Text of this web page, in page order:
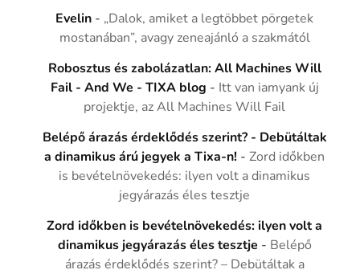
Evelin - „Dalok, amiket a legtöbbet pörgetek
mostanában”, avagy zeneajánló a szakmától
Robosztus és zabolázatlan: All Machines Will
Fail - And We - TIXA blog - Itt van iamyank új
projektje, az All Machines Will Fail
Belépő árazás érdeklődés szerint? - Debütáltak
a dinamikus árú jegyek a Tixa-n! -Zord időkben
is bevételnövekedés: ilyen volt a dinamikus
jegyárazás éles tesztje
Zord időkben is bevételnövekedés: ilyen volt a
dinamikus jegyárazás éles tesztje - Belépő
árazás érdeklődés szerint? – Debütáltak a